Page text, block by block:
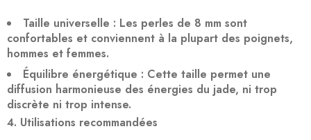
Taille universelle : Les perles de 8 mm sont
confortables et conviennent à la plupart des poignets,
hommes et femmes.
Équilibre énergétique : Cette taille permet une
diffusion harmonieuse des énergies du jade, ni trop
discrète ni trop intense.
Utilisations recommandées